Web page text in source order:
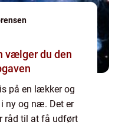
på en lækker og
ny og næ. Det er
råd til at få udført